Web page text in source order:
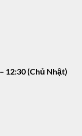
12:30 (Chủ Nhật)